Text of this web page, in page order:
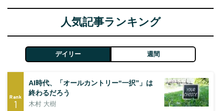
人気記事ランキング
デイリー 週間
Rank
1
AI時代、「オールカントリー“一択”」は
終わるだろう
木村 大樹